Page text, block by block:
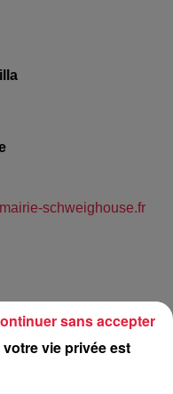
schweighouse.fr
Une de Plus
ANS SAMEDI 27
vie privée est
sans accepter